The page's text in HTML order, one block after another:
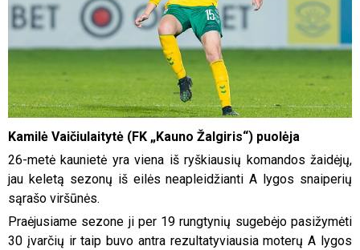
Kamilė Vaičiulaitytė (FK „Kauno Žalgiris“) puolėja
26-metė kaunietė yra viena iš ryškiausių komandos žaidėjų,
jau keletą sezonų iš eilės neapleidžianti A lygos snaiperių
sąrašo viršūnės.
Praėjusiame sezone ji per 19 rungtynių sugebėjo pasižymėti
30 įvarčių ir taip buvo antra rezultatyviausia moterų A lygos